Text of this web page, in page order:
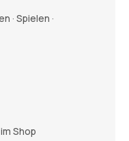
· Spielen ·
Shop